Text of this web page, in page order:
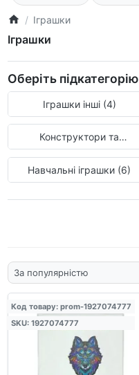
Іграшки
Іграшки
Оберіть підкатегорію
Іграшки інші (4)
Конструктори та
головоломки (52)
Навчальні іграшки (6)
Код товару: prom-1927074777
SKU: 1927074777